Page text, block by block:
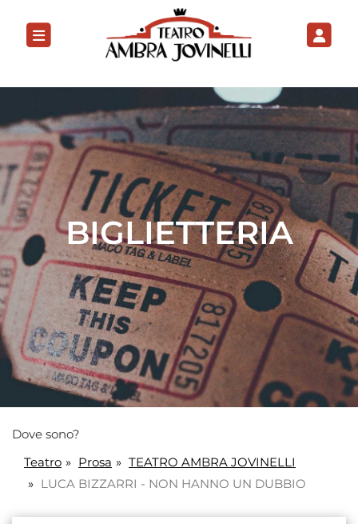
BIGLIETTERIA
Dove sono?
Teatro
Prosa
TEATRO AMBRA JOVINELLI
LUCA BIZZARRI - NON HANNO UN DUBBIO